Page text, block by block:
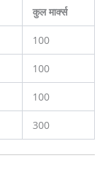
कुल मार्क्स
100
100
100
300